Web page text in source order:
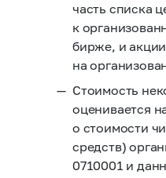
часть списка
к
бирже, и
на
Стоимость
оценивается
о стоимости
средств)
0710001 и